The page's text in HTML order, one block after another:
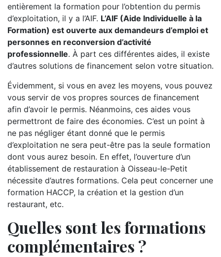
entièrement la formation pour l’obtention du permis
d’exploitation, il y a l’AIF. L’AIF (Aide Individuelle à la
Formation) est ouverte aux demandeurs d’emploi et
personnes en reconversion d’activité
professionnelle. À part ces différentes aides, il existe
d’autres solutions de financement selon votre situation.
Évidemment, si vous en avez les moyens, vous pouvez
vous servir de vos propres sources de financement
afin d’avoir le permis. Néanmoins, ces aides vous
permettront de faire des économies. C’est un point à
ne pas négliger étant donné que le permis
d’exploitation ne sera peut-être pas la seule formation
dont vous aurez besoin. En effet, l’ouverture d’un
établissement de restauration à Oisseau-le-Petit
nécessite d’autres formations. Cela peut concerner une
formation HACCP, la création et la gestion d’un
restaurant, etc.
Quelles sont les formations
complémentaires ?